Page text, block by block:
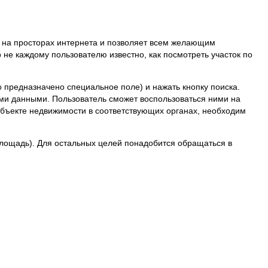
просторах интернета и позволяет всем желающим
каждому пользователю известно, как посмотреть участок по
специальное поле) и нажать кнопку поиска.
данными. Пользователь сможет воспользоваться ними на
недвижимости в соответствующих органах, необходим
Для остальных целей понадобится обращаться в